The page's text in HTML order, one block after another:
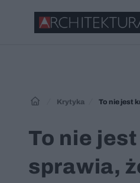
Krytyka To nie jest
To nie
sprawia,